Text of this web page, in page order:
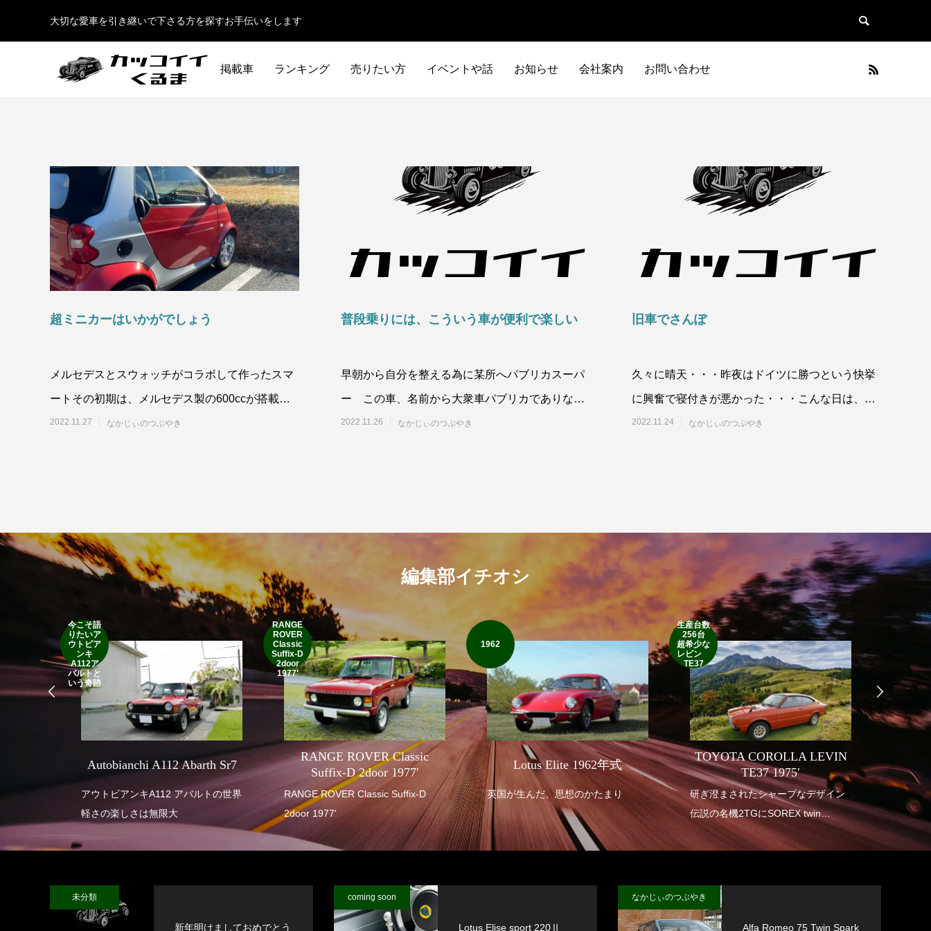
大切な愛車を引き継いで下さる方を探すお手伝いをします
掲載車 ランキング 売りたい方 イベントや話 お知らせ 会社案内 お問い合わせ
イギリス車 ドイツ車
超ミニカーはいかがでしょう
メルセデスとスウォッチがコラボして作ったスマ
ートその初期は、メルセデス製の600ccが搭載さ
れているそれ故、日本では系の枠に入る。し
2022.11.27 なかじぃのつぶやき
普段乗りには、こういう車が便利で楽しい
早朝から自分を整える為に某所へパブリカスーパ
ー この車、名前から大衆車パブリカでありなが
ら、エンジンはトヨタのミニチ
2022.11.26 なかじぃのつぶやき
旧車でさんぽ
久々に晴天・・・昨夜はドイツに勝つという快挙
に興奮で寝付きが悪かった・・・こんな日は、ド
イツの車でGO1965年NSUーTT
2022.11.24 なかじぃのつぶやき
編集部イチオシ
今こそ語
りたいア
ウトビア
ンキ
A112ア
バルトと
いう奇跡
Autobianchi A112 Abarth Sr7
アウトビアンキA112 アバルトの世界
軽さの楽しさは無限大
RANGE
ROVER
Classic
Suffix-D
2door
1977'
RANGE ROVER Classic
Suffix-D 2door 1977′
RANGE ROVER Classic Suffix-D
2door 1977'
1962
Lotus Elite 1962年式
英国が生んだ、思想のかたまり
生産台数
256台
超希少な
レビン
TE37
TOYOTA COROLLA LEVIN
TE37 1975′
研ぎ澄まされたシャープなデザイン
伝説の名機2TGにSOREX twin
carburetor
垂涎の幻の一台
1950年
アメリ
も華や
インデ
未分類
新年明けましておめでとう
coming soon
Lotus Elise sport 220Ⅱ
なかじぃのつぶやき
Alfa Romeo 75 Twin Spark